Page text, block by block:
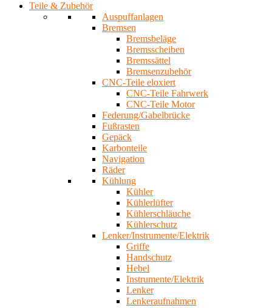
Teile & Zubehör
Auspuffanlagen
Bremsen
Bremsbeläge
Bremsscheiben
Bremssättel
Bremsenzubehör
CNC-Teile eloxiert
CNC-Teile Fahrwerk
CNC-Teile Motor
Federung/Gabelbrücke
Fußrasten
Gepäck
Karbonteile
Navigation
Räder
Kühlung
Kühler
Kühlerlüfter
Kühlerschläuche
Kühlerschutz
Lenker/Instrumente/Elektrik
Griffe
Handschutz
Hebel
Instrumente/Elektrik
Lenker
Lenkeraufnahmen